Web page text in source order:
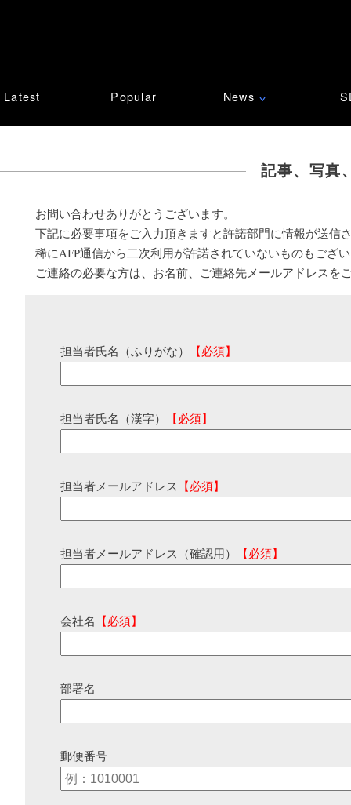
Latest Popular News ∨
記事、写真
お問い合わせありがとうございます。
下記に必要事項をご入力頂きますと許諾部門に情報が送信
稀にAFP通信から二次利用が許諾されていないものもござ
ご連絡の必要な方は、お名前、ご連絡先メールアドレスを
担当者氏名（ふりがな） 【必須】
担当者氏名（漢字） 【必須】
担当者メールアドレス 【必須】
担当者メールアドレス（確認用） 【必須】
会社名 【必須】
部署名
郵便番号